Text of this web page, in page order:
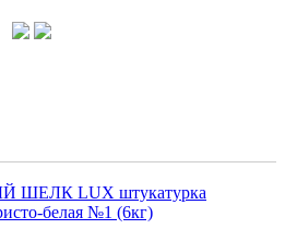
ШЕЛК LUX штукатурка
белая №1 (6кг)